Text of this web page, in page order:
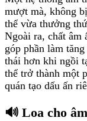
mượt mà, không
thể vừa thưởng
Ngoài ra, chất âm
góp phần làm
thái hơn khi ngồi
thể trở thành một
quán tạo dấu ấn
🔊 Loa cho